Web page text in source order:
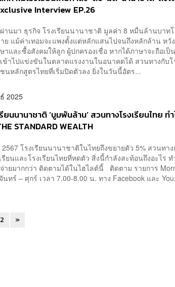
Interview EP.26
านมา ธุรกิจ โรงเรียนนานาชาติ มูลค่า 8 หมื่นล้านบาท
ย แม้ค่าเทอมจะแพงตั้งแต่หลักแสนไปจนถึงหลักล้าน หวั
และซื้อสังคมให้ลูก ผู้ปกครองเชื่อ หากได้ภาษาจะถือเป็
ข้าไปแข่งขันในตลาดแรงงานในอนาคตได้ สวนทางกับโ
นหลักสูตรไทยที่เริ่มปิดตัวลง ยิ่งในวันนี้อัตร...
2025
ยนนานาชาติ ‘บูมพันล้าน’ สวนทางโรงเรียนไทย ท
STANDARD WEALTH
โรงเรียนนานาชาติในไทยถึงขยายตัว 5% สวนทา
ยนและโรงเรียนไทยที่หดตัว สิ่งนี้กำลังสะท้อนถึงอะไร ท
ายมากกว่า ติดตามได้ในไฮไลต์นี้ ติดตาม รายการ
นทร์ – ศุกร์ เวลา 7.00-8.00 น. ทาง Facebook และ
2 »